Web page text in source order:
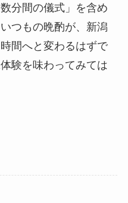
分間の儀式」を含め
つもの晩酌が、新潟
間へと変わるはずで
験を味わってみては